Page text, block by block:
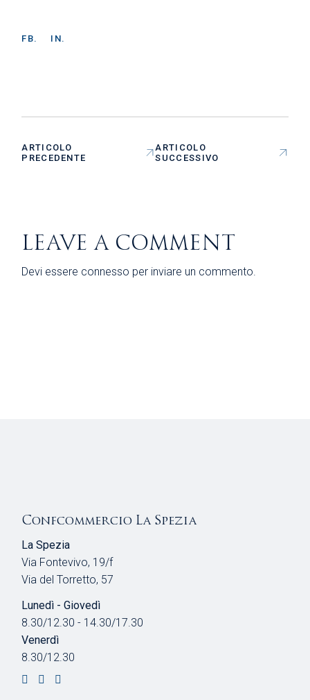
FB. IN.
ARTICOLO
PRECEDENTE
ARTICOLO
SUCCESSIVO
LEAVE A COMMENT
Devi essere connesso per inviare un commento.
Confcommercio La Spezia
La Spezia
Via Fontevivo, 19/f
Via del Torretto, 57
Lunedì - Giovedì
8.30/12.30 - 14.30/17.30
Venerdì
8.30/12.30